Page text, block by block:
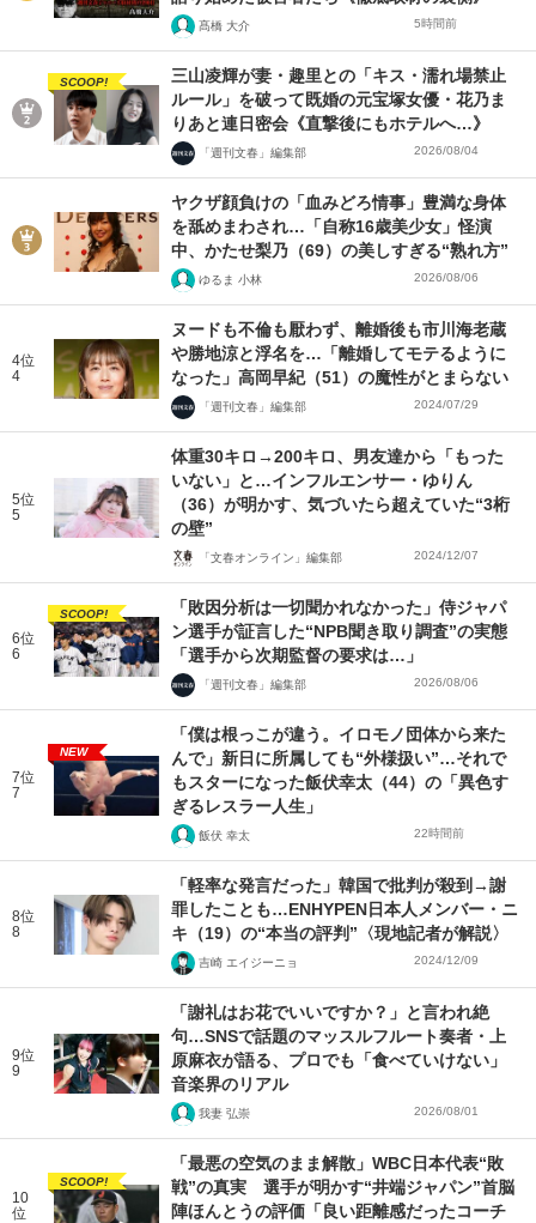
髙橋 大介 5時間前
SCOOP!
三山凌輝が妻・趣里との「キス・濡れ場禁止
ルール」を破って既婚の元宝塚女優・花乃ま
りあと連日密会《直撃後にもホテルへ…》
「週刊文春」編集部 2026/08/04
ヤクザ顔負けの「血みどろ情事」豊満な身体
を舐めまわされ…「自称16歳美少女」怪演
中、かたせ梨乃（69）の美しすぎる“熟れ方”
ゆるま 小林 2026/08/06
4位
4
ヌードも不倫も厭わず、離婚後も市川海老蔵
や勝地涼と浮名を…「離婚してモテるように
なった」高岡早紀（51）の魔性がとまらない
「週刊文春」編集部 2024/07/29
5位
5
体重30キロ→200キロ、男友達から「もった
いない」と…インフルエンサー・ゆりん
（36）が明かす、気づいたら超えていた“3桁
の壁”
「文春オンライン」編集部 2024/12/07
6位
6
SCOOP!
「敗因分析は一切聞かれなかった」侍ジャパ
ン選手が証言した“NPB聞き取り調査”の実態
「選手から次期監督の要求は…」
「週刊文春」編集部 2026/08/06
7位
7
NEW
「僕は根っこが違う。イロモノ団体から来た
んで」新日に所属しても“外様扱い”…それで
もスターになった飯伏幸太（44）の「異色す
ぎるレスラー人生」
飯伏 幸太 22時間前
8位
8
「軽率な発言だった」韓国で批判が殺到→謝
罪したことも…ENHYPEN日本人メンバー・ニ
キ（19）の“本当の評判”〈現地記者が解説〉
吉崎 エイジーニョ 2024/12/09
9位
9
「謝礼はお花でいいですか？」と言われ絶
句…SNSで話題のマッスルフルート奏者・上
原麻衣が語る、プロでも「食べていけない」
音楽界のリアル
我妻 弘崇 2026/08/01
10
位
SCOOP!
「最悪の空気のまま解散」WBC日本代表“敗
戦”の真実 選手が明かす“井端ジャパン”首脳
陣ほんとうの評価「良い距離感だったコーチ